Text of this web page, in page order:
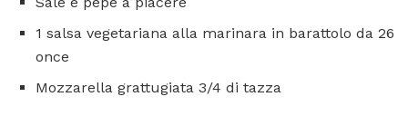
1 salsa vegetariana alla marinara in barattolo da 26
once
Mozzarella grattugiata 3/4 di tazza